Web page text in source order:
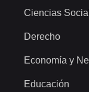
Ciencias
Derecho
Economía y
Educación